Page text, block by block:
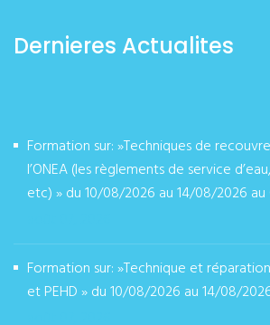
Dernieres Actualites
Formation sur: »Techniques de
l’ONEA (les règlements de service
etc) » du 10/08/2026 au 14/08/2026 au
Formation sur: »Technique et
et PEHD » du 10/08/2026 au 14/08/